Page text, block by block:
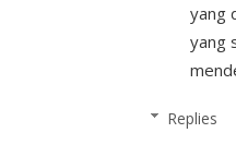
yang
yang
Replies